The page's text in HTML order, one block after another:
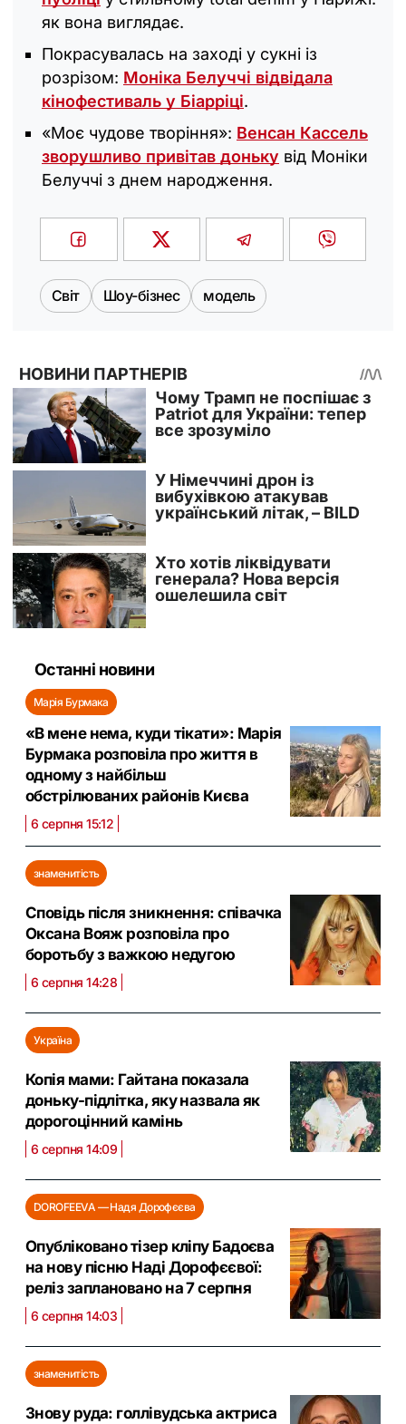
як вона виглядає.
Покрасувалась на заході у сукні із
розрізом: Моніка Белуччі відвідала
кінофестиваль у Біарріці.
«Моє чудове творіння»: Венсан Кассель
зворушливо привітав доньку від Моніки
Белуччі з днем народження.
Світ Шоу-бізнес модель
Останні новини
Марія Бурмака
«В мене нема, куди тікати»: Марія
Бурмака розповіла про життя в
одному з найбільш
обстрілюваних районів Києва
6 серпня 15:12
знаменитість
Сповідь після зникнення: співачка
Оксана Вояж розповіла про
боротьбу з важкою недугою
6 серпня 14:28
Україна
Копія мами: Гайтана показала
доньку-підлітка, яку назвала як
дорогоцінний камінь
6 серпня 14:09
DOROFEEVA — Надя Дорофєєва
Опубліковано тізер кліпу Бадоєва
на нову пісню Наді Дорофєєвої:
реліз заплановано на 7 серпня
6 серпня 14:03
знаменитість
Знову руда: голлівудська актриса